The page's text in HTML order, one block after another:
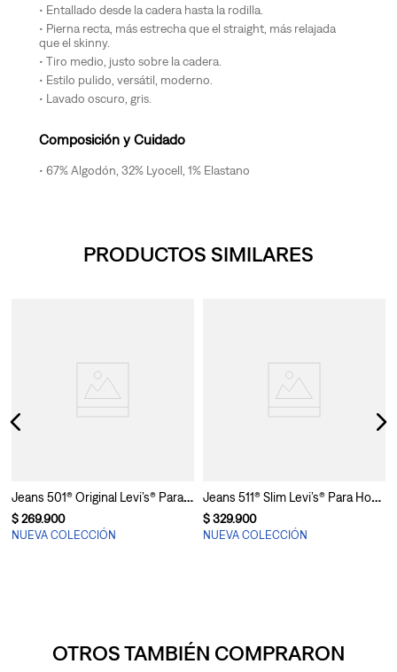
Entallado desde la cadera hasta la rodilla.
Pierna recta, más estrecha que el straight, más relajada
que el skinny.
Tiro medio, justo sobre la cadera.
Estilo pulido, versátil, moderno.
Lavado oscuro, gris.
Composición y Cuidado
67% Algodón, 32% Lyocell, 1% Elastano
PRODUCTOS SIMILARES
Jeans 501® Original Levi’s® Para Hombre
$269.900
NUEVA COLECCIÓN
Jeans 511® Slim Levi’s® Para Hombre
$329.900
NUEVA COLECCIÓN
OTROS TAMBIÉN COMPRARON